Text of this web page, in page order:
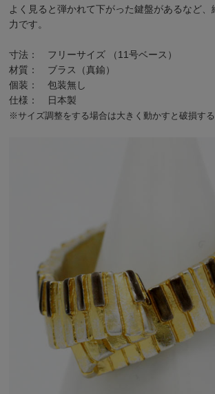
よく見ると弾かれて下がった鍵盤があるなど
力です。
寸法： フリーサイズ （11号ベース）
材質： ブラス（真鍮）
個装： 包装無し
仕様： 日本製
※サイズ調整をする場合は大きく動かすと破損する